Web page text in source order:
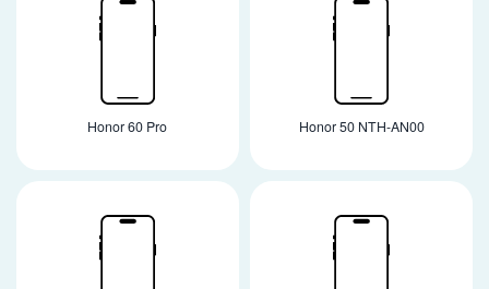
Honor 60 Pro Honor 50 NTH-AN00